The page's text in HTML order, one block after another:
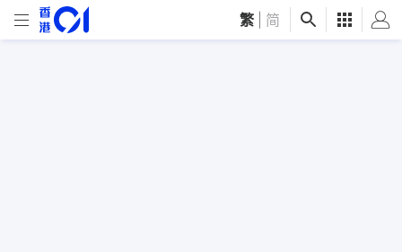
繁 简